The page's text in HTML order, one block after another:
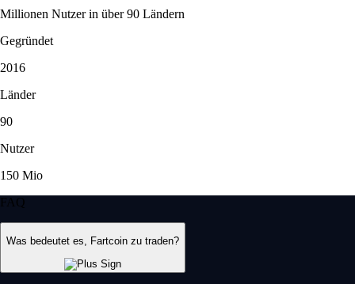
Millionen Nutzer in über 90 Ländern
Gegründet
2016
Länder
90
Nutzer
150 Mio
FAQ
Was bedeutet es, Fartcoin zu traden?